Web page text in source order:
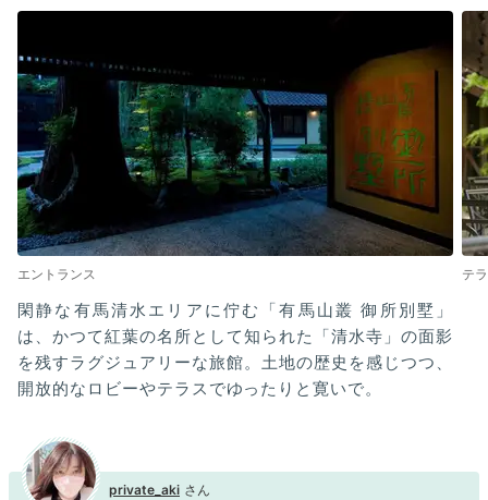
エントランス テ
閑静な有馬清水エリアに佇む「有馬山叢 御所別墅」
は、かつて紅葉の名所として知られた「清水寺」の面影
を残すラグジュアリーな旅館。土地の歴史を感じつつ、
開放的なロビーやテラスでゆったりと寛いで。
private_aki